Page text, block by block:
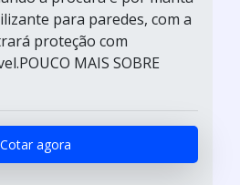
para paredes, com a
proteção com
MAIS SOBRE
Cotar agora